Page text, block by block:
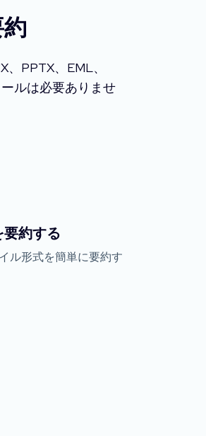
PPTX、EML、
ルは必要ありませ
約する
ル形式を簡単に要約す